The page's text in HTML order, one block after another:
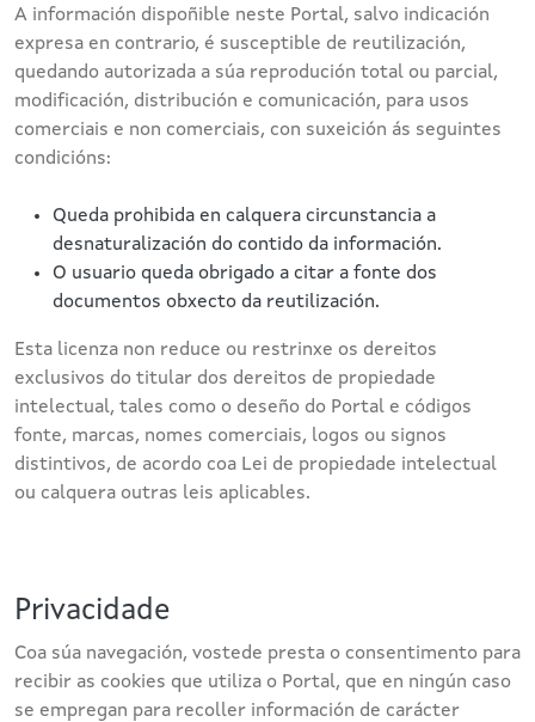
A información dispoñible neste Portal, salvo indicación
expresa en contrario, é susceptible de reutilización,
quedando autorizada a súa reprodución total ou parcial,
modificación, distribución e comunicación, para usos
comerciais e non comerciais, con suxeición ás seguintes
condicións:
Queda prohibida en calquera circunstancia a
desnaturalización do contido da información.
O usuario queda obrigado a citar a fonte dos
documentos obxecto da reutilización.
Esta licenza non reduce ou restrinxe os dereitos
exclusivos do titular dos dereitos de propiedade
intelectual, tales como o deseño do Portal e códigos
fonte, marcas, nomes comerciais, logos ou signos
distintivos, de acordo coa Lei de propiedade intelectual
ou calquera outras leis aplicables.
Privacidade
Coa súa navegación, vostede presta o consentimento para
recibir as cookies que utiliza o Portal, que en ningún caso
se empregan para recoller información de carácter